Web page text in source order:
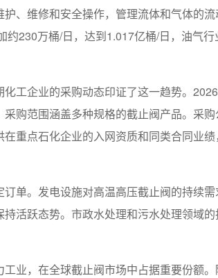
、维修和安全操作，管理流体和气体的
230万桶/日，达到1.017亿桶/日，油气
工企业的采购动态印证了这一趋势。
购范围涵盖多种规格的截止阀产品。采
重点石化企业的入网资质和同类合同业
单。发电设施对高温高压截止阀的持续
活跃态势。市政水处理和污水处理领域
业，在全球截止阀市场中占据重要份额。